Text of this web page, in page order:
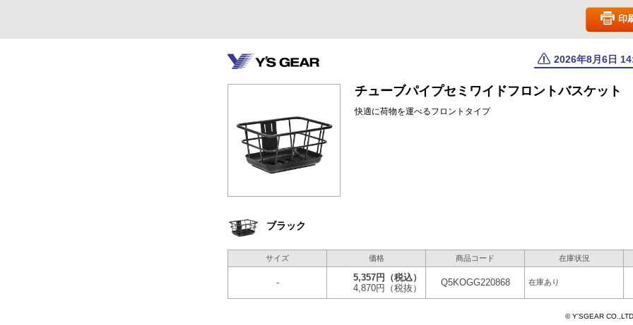
印
2026年8月6日
チューブパイプセミワイドフロントバスケット
快適に荷物を運べるフロントタイプ
ブラック
サイズ 価格 商品コード 在庫状況
- 5,357円
（税込）
4,870円
（税抜）
Q5KOGG220868 在庫あり
© Y'SGEAR